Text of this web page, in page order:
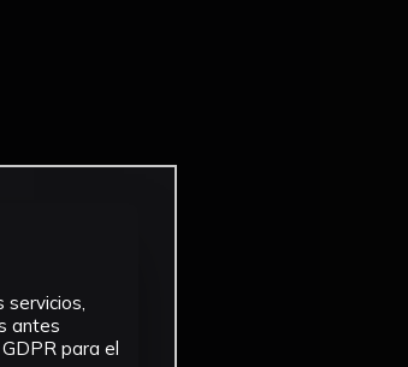
servicios,
antes
para el